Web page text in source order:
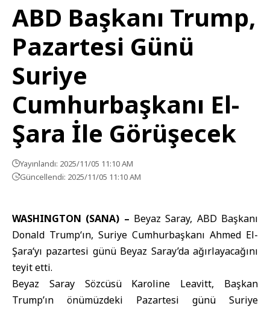
ABD Başkanı Trump,
Pazartesi Günü
Suriye
Cumhurbaşkanı El-
Şara İle Görüşecek
Yayınlandı: 2025/11/05 11:10 AM
Güncellendi: 2025/11/05 11:10 AM
WASHINGTON (SANA) – Beyaz Saray, ABD Başkanı
Donald Trump‘ın, Suriye Cumhurbaşkanı Ahmed El-
Şara‘yı pazartesi günü Beyaz Saray’da ağırlayacağını
teyit etti.
Beyaz Saray Sözcüsü Karoline Leavitt, Başkan
Trump’ın önümüzdeki Pazartesi günü Suriye